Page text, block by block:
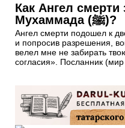
Как Ангел
Мухаммада (ﷺ)?
Ангел смерти подошел к
и попросив разрешения,
велел мне не забирать
согласия». Посланник (мир